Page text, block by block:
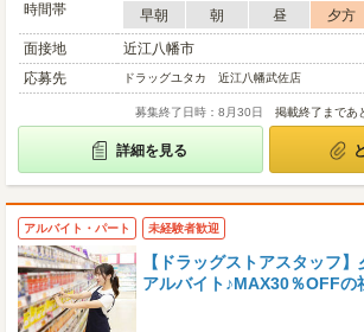
時間帯
早朝 朝 昼 夕方
面接地
近江八幡市
応募先
ドラッグユタカ 近江八幡武佐店
募集終了日時：8月30日 掲載終了まであ
詳細を見る
アルバイト・パート 未経験者歓迎
【ドラッグストアスタッフ
アルバイト♪MAX30％OFF